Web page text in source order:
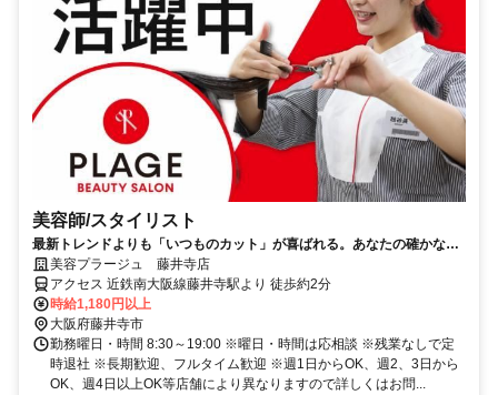
美容師/スタイリスト
最新トレンドよりも「いつものカット」が喜ばれる。あなたの確かな基
礎技術が活きる場所。
美容プラージュ 藤井寺店
アクセス 近鉄南大阪線藤井寺駅より 徒歩約2分
時給1,180円以上
大阪府藤井寺市
勤務曜日・時間 8:30～19:00 ※曜日・時間は応相談 ※残業なしで定
時退社 ※長期歓迎、フルタイム歓迎 ※週1日からOK、週2、3日から
OK、週4日以上OK等店舗により異なりますので詳しくはお問...